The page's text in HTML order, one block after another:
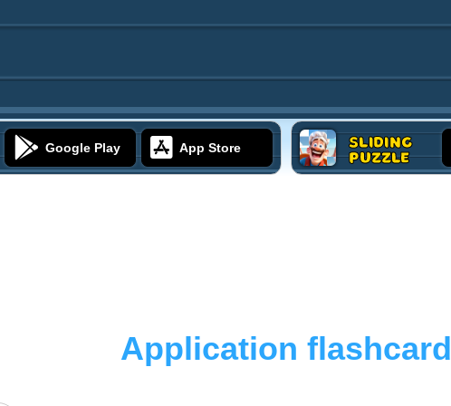
Google Play App Store Sliding
Puzzle
Application flashcard